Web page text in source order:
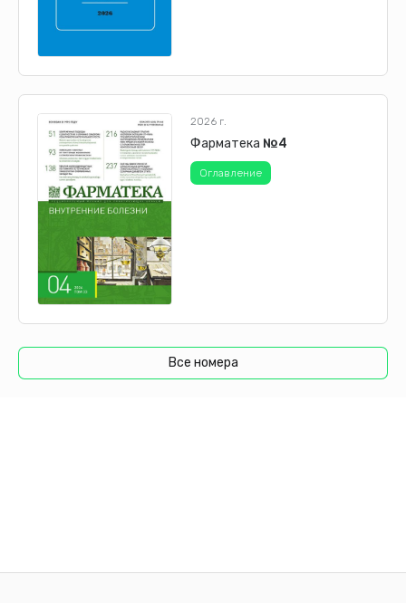
2026 г.
Фарматека №4
Оглавление
Все номера